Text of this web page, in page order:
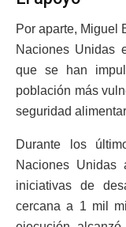
Por aparte, Miguel
Naciones Unidas
que se han
población más
seguridad
Durante los
Naciones
iniciativas de
cercana a 1 mil